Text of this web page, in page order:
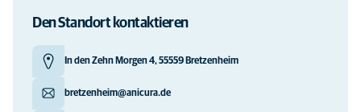
Den Standort kontaktieren
In den Zehn Morgen 4, 55559 Bretzenheim
bretzenheim@anicura.de